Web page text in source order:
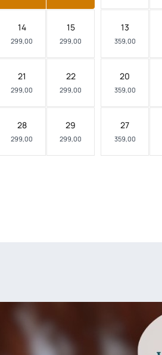
14
299,00
15
299,00
21
299,00
22
299,00
28
299,00
29
299,00
13
359,00
20
359,00
27
359,00